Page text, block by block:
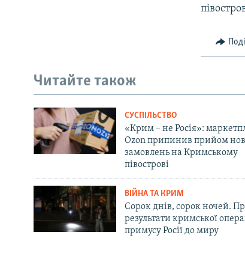
Читайте також
СУСПІЛЬСТВО
«Крим – не Росія»:
Ozon припинив прийом
замовлень на Кримському
півострові
ВІЙНА ТА КРИМ
Сорок днів, сорок ночей.
результати кримської
примусу Росії до миру